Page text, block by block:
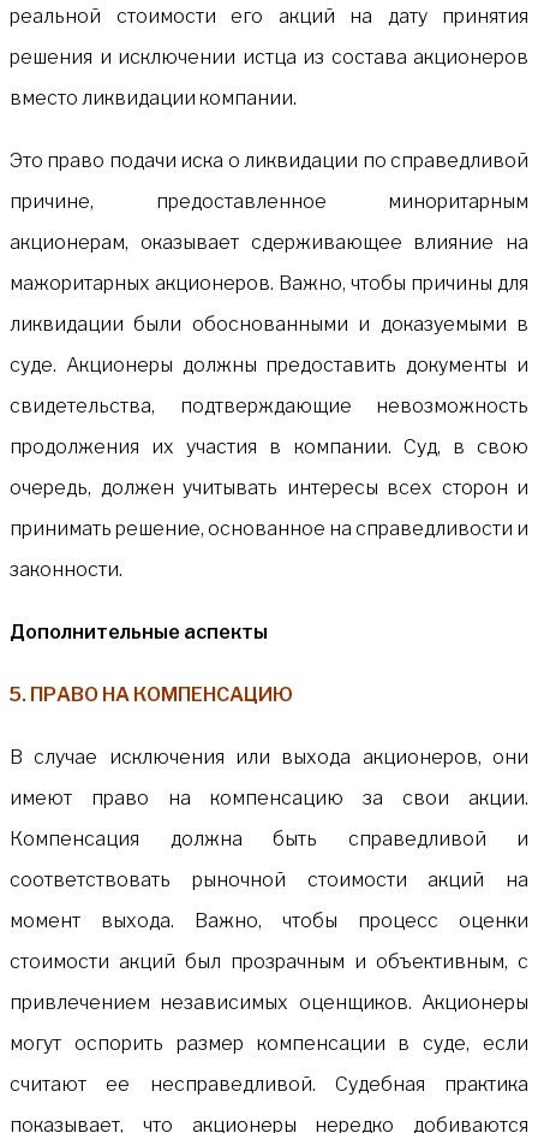
реальной стоимости его акций на дату принятия
решения и исключении истца из состава акционеров
вместо ликвидации компании.
Это право подачи иска о ликвидации по справедливой
причине, предоставленное миноритарным
акционерам, оказывает сдерживающее влияние на
мажоритарных акционеров. Важно, чтобы причины для
ликвидации были обоснованными и доказуемыми в
суде. Акционеры должны предоставить документы и
свидетельства, подтверждающие невозможность
продолжения их участия в компании. Суд, в свою
очередь, должен учитывать интересы всех сторон и
принимать решение, основанное на справедливости и
законности.
Дополнительные аспекты
5. ПРАВО НА КОМПЕНСАЦИЮ
В случае исключения или выхода акционеров, они
имеют право на компенсацию за свои акции.
Компенсация должна быть справедливой и
соответствовать рыночной стоимости акций на
момент выхода. Важно, чтобы процесс оценки
стоимости акций был прозрачным и объективным, с
привлечением независимых оценщиков. Акционеры
могут оспорить размер компенсации в суде, если
считают ее несправедливой. Судебная практика
показывает, что акционеры нередко добиваются